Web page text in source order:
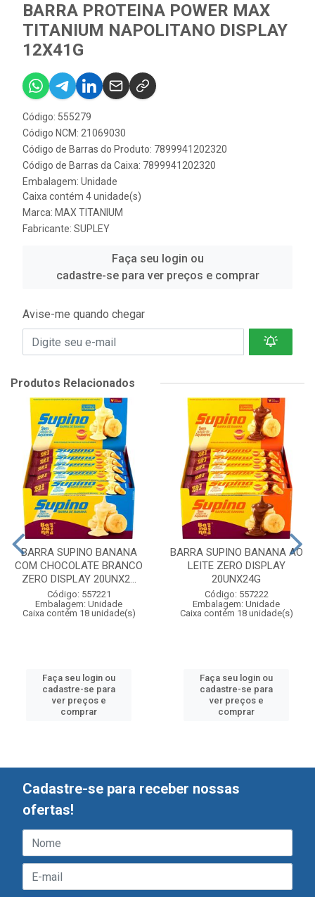
BARRA PROTEINA POWER MAX
TITANIUM NAPOLITANO DISPLAY
12X41G
Código: 555279
Código NCM: 21069030
Código de Barras do Produto: 7899941202320
Código de Barras da Caixa: 7899941202320
Embalagem: Unidade
Caixa contém 4 unidade(s)
Marca: MAX TITANIUM
Fabricante: SUPLEY
Faça seu login ou
cadastre-se para ver preços e comprar
Avise-me quando chegar
Produtos Relacionados
BARRA SUPINO BANANA
COM CHOCOLATE BRANCO
ZERO DISPLAY 20UNX2...
Código: 557221
Embalagem: Unidade
Caixa contém 18 unidade(s)
Faça seu login ou
cadastre-se para
ver preços e
comprar
BARRA SUPINO BANANA AO
LEITE ZERO DISPLAY
20UNX24G
Código: 557222
Embalagem: Unidade
Caixa contém 18 unidade(s)
Faça seu login ou
cadastre-se para
ver preços e
comprar
Cadastre-se para receber nossas
ofertas!